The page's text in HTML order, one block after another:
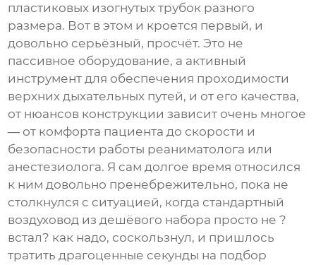
пластиковых изогнутых трубок разного
размера. Вот в этом и кроется первый, и
довольно серьёзный, просчёт. Это не
пассивное оборудование, а активный
инструмент для обеспечения проходимости
верхних дыхательных путей, и от его качества,
от нюансов конструкции зависит очень многое
— от комфорта пациента до скорости и
безопасности работы реаниматолога или
анестезиолога. Я сам долгое время относился
к ним довольно пренебрежительно, пока не
столкнулся с ситуацией, когда стандартный
воздуховод из дешёвого набора просто не ?
встал? как надо, соскользнул, и пришлось
тратить драгоценные секунды на подбор